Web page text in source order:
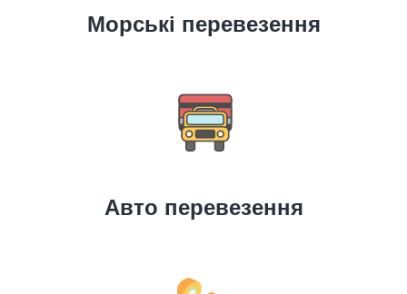
Морські перевезення
Авто перевезення